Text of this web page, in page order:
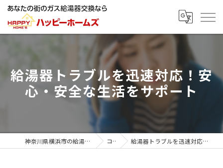
給湯器トラブルを迅速対応！安
心・安全な生活をサポート
神奈川県横浜市の給湯器ならハッピーホームズ コラム 給湯器トラブルを迅速対応！安心・安全な生活をサポート